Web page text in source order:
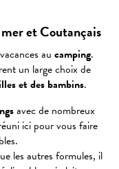
et Coutançais
au camping.
un large choix de
et des bambins.
avec de nombreux
ici pour vous faire
les autres formules, il